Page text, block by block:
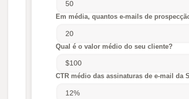
Em média, quantos e-mails de
Qual é o valor médio do seu cliente?
CTR médio das assinaturas de e-mail da